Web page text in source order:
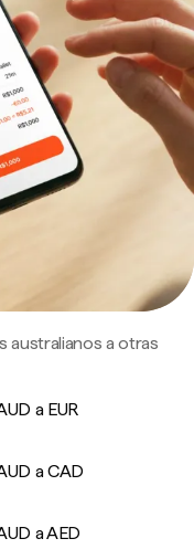
australianos a otras
a EUR
a CAD
a AED